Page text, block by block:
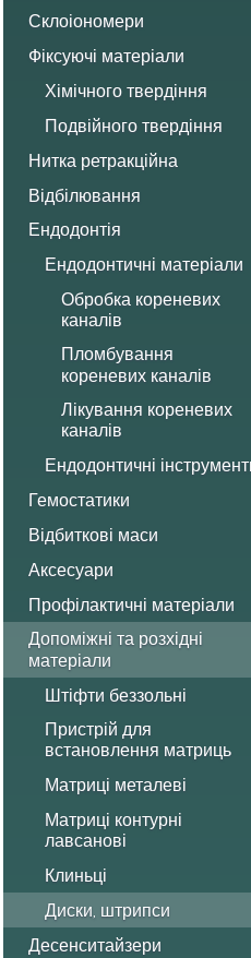
Склоіономери
Фіксуючі матеріали
Хімічного твердіння
Подвійного твердіння
Нитка ретракційна
Відбілювання
Ендодонтія
Ендодонтичні матеріали
Обробка кореневих
каналів
Пломбування
кореневих каналів
Лікування кореневих
каналів
Ендодонтичні
Гемостатики
Відбиткові маси
Аксесуари
Профілактичні матеріали
Допоміжні та розхідні
матеріали
Штіфти беззольні
Пристрій для
встановлення матриць
Матриці металеві
Матриці контурні
лавсанові
Клиньці
Диски, штрипси
Десенситайзери